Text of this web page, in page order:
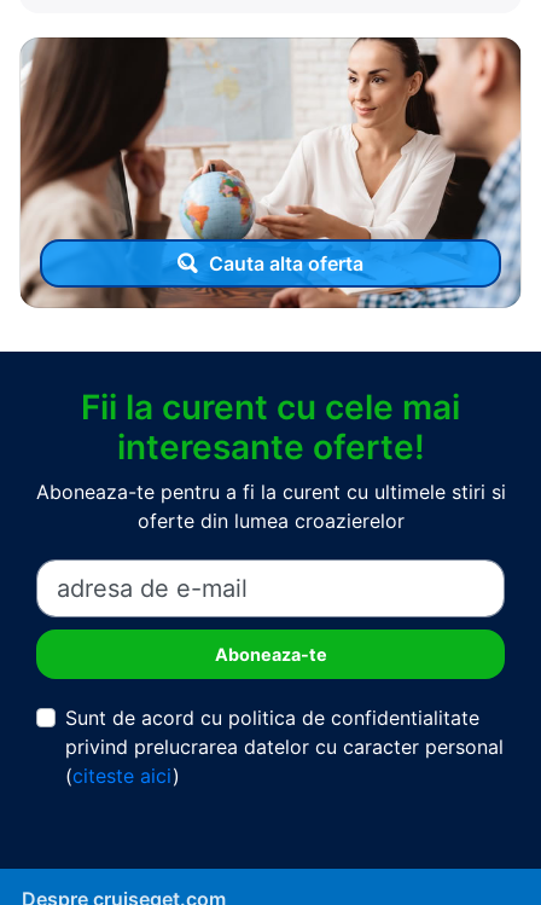
Cauta alta oferta
Fii la curent cu cele mai
interesante oferte!
Aboneaza-te pentru a fi la curent cu ultimele stiri si
oferte din lumea croazierelor
Sunt de acord cu politica de confidentialitate
privind prelucrarea datelor cu caracter personal
(citeste aici)
Despre cruiseget.com